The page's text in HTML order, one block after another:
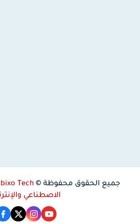
جميع الحقوق محفوظة ©
الاصطناعي والإنترنت